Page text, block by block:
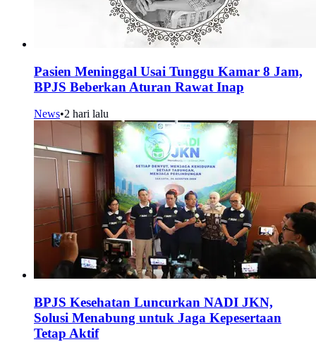
Pasien Meninggal Usai Tunggu Kamar 8 Jam,
BPJS Beberkan Aturan Rawat Inap
News•2 hari lalu
BPJS Kesehatan Luncurkan NADI JKN,
Solusi Menabung untuk Jaga Kepesertaan
Tetap Aktif